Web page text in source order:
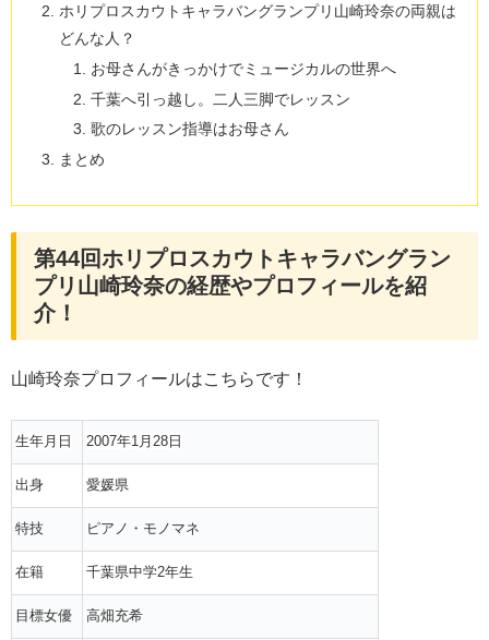
ホリプロスカウトキャラバングランプリ山崎玲奈の両親は
どんな人？
お母さんがきっかけでミュージカルの世界へ
千葉へ引っ越し。二人三脚でレッスン
歌のレッスン指導はお母さん
まとめ
第44回ホリプロスカウトキャラバングラン
プリ山崎玲奈の経歴やプロフィールを紹
介！
山崎玲奈プロフィールはこちらです！
生年月日 2007年1月28日
出身 愛媛県
特技 ピアノ・モノマネ
在籍 千葉県中学2年生
目標女優 高畑充希